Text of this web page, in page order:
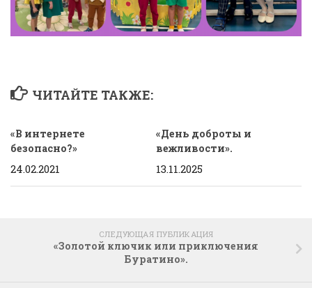
ЧИТАЙТЕ ТАКЖЕ:
«В интернете
безопасно?»
24.02.2021
«День доброты и
вежливости».
13.11.2025
СЛЕДУЮЩАЯ ПУБЛИКАЦИЯ
«Золотой ключик или приключения
Буратино».